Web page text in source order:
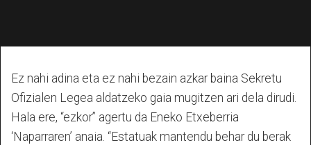
Ez nahi adina eta ez nahi bezain azkar baina Sekretu
Ofizialen Legea aldatzeko gaia mugitzen ari dela dirudi.
Hala ere, “ezkor” agertu da Eneko Etxeberria
‘Naparraren’ anaia. “Estatuak mantendu behar du berak